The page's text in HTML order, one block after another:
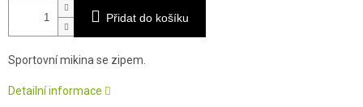
Přidat do košíku
Sportovní mikina se zipem.
Detailní informace